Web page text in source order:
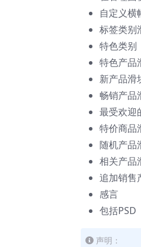
自定义横
标签类别
特色类别
特色产品
新产品滑
畅销产品
最受欢迎
特价商品
随机产品
相关产品
追加销售
感言
包括PSD
声明：